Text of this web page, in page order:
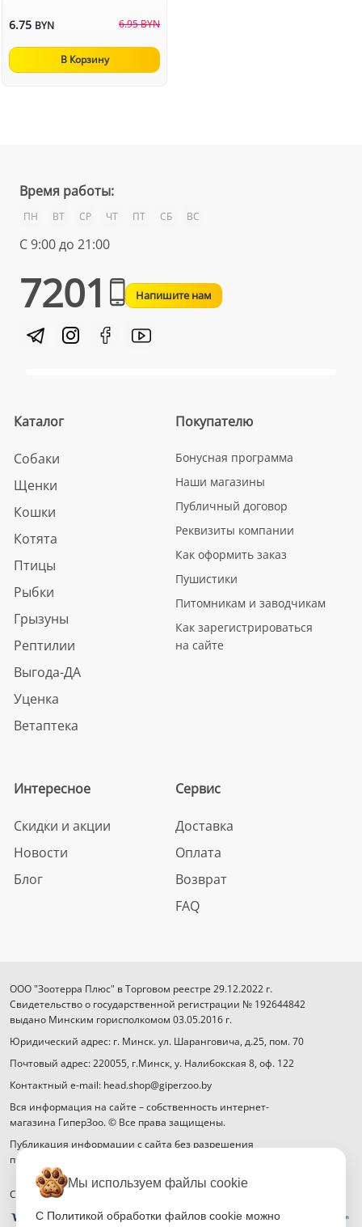
6.75 BYN 6.95 BYN
В Корзину
Время работы:
ПН ВТ СР ЧТ ПТ СБ ВС
С 9:00 до 21:00
7201 Напишите нам
Каталог
Собаки
Щенки
Кошки
Котята
Птицы
Рыбки
Грызуны
Рептилии
Выгода-ДА
Уценка
Ветаптека
Покупателю
Бонусная программа
Наши магазины
Публичный договор
Реквизиты компании
Как оформить заказ
Пушистики
Питомникам и заводчикам
Как зарегистрироваться
на сайте
Интересное
Скидки и акции
Новости
Блог
Сервис
Доставка
Оплата
Возврат
FAQ
ООО "Зоотерра Плюс" в Торговом реестре 29.12.2022 г.
Свидетельство о государственной регистрации № 192644842
выдано Минским горисполкомом 03.05.2016 г.
Юридический адрес: г. Минск. ул. Шаранговича, д.25, пом. 70
Почтовый адрес: 220055, г.Минск, у. Налибокская 8, оф. 122
Контактный e-mail: head.shop@giperzoo.by
Вся информация на сайте – собственность интернет-
магазина ГиперЗоо. © Все права защищены.
Публикация информации с сайта без разрешения
правообладателя запрещена.
Способы оплаты
Мы используем файлы cookie
С Политикой обработки файлов cookie можно